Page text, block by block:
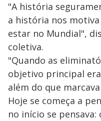
"A história
a história nos
estar no Mundial",
coletiva.
"Quando as
objetivo principal
além do que
Hoje se começa a
no início se